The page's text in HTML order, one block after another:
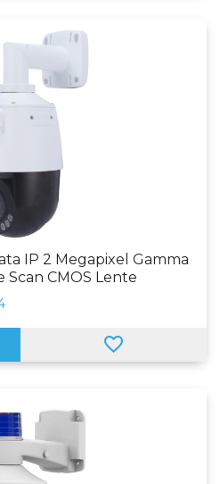
IP 2 Megapixel Gamma
Scan CMOS Lente
Audio, PoE+, Micro SD
e NVR